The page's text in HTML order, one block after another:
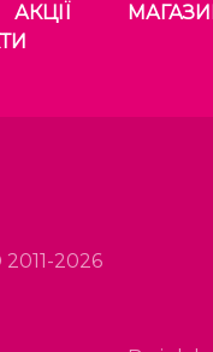
АКЦІЇ
2026